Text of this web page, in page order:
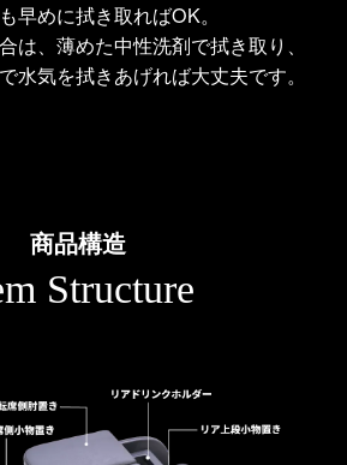
早めに拭き取ればOK。
は、薄めた中性洗剤で拭き取り、
水気を拭きあげれば大丈夫です。
商品構造
Structure